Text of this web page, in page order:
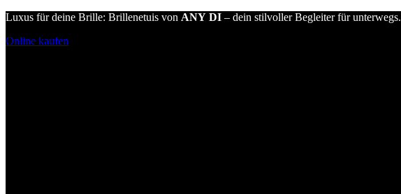
Luxus für deine Brille: Brillenetuis von ANY DI – dein stilvoller Begleiter für unterwegs.
Online kaufen